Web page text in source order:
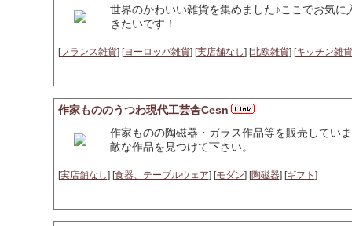
世界のかわいい雑貨を集めました♪ここでお気
きたいです！
[フランス雑貨] [ヨーロッパ雑貨] [実店舗なし] [北欧雑貨] [キッチン雑貨
作家もののうつわ現代工芸舎Cesn
作家ものの陶磁器・ガラス作品等を販売してい
敵な作品を見つけて下さい。
[実店舗なし] [食器、テーブルウェア] [モダン] [陶磁器] [ギフト ]